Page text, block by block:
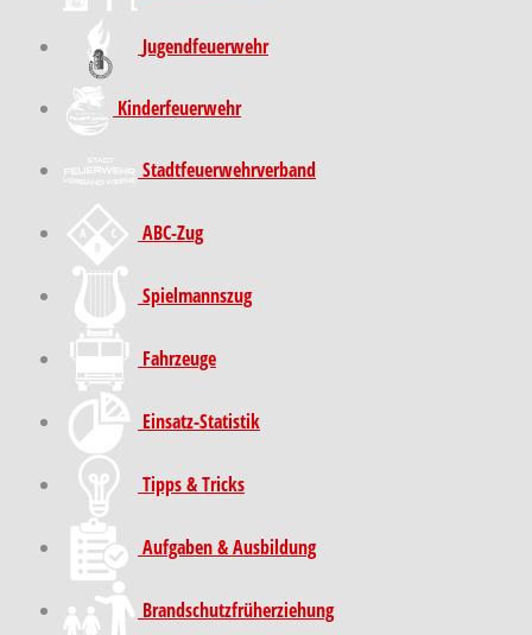
Jugendfeuerwehr
Kinder­feuer­wehr
Stadt­feuer­wehr­verband
ABC-Zug
Spielmannszug
Fahrzeuge
Einsatz-Statistik
Tipps & Tricks
Aufgaben & Ausbildung
Brand­schutz­früh­erziehung